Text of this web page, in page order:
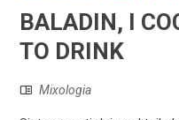
BALADIN, I
TO DRINK
Mixologia